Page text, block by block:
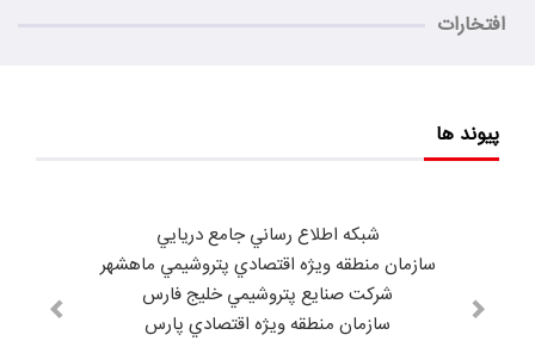
افتخارات
پیوند ها
شبكه اطلاع رساني جامع دريايي
سازمان منطقه ويژه اقتصادي پتروشيمي ماهشهر
شركت صنايع پتروشيمي خليج فارس
سازمان منطقه ويژه اقتصادي پارس